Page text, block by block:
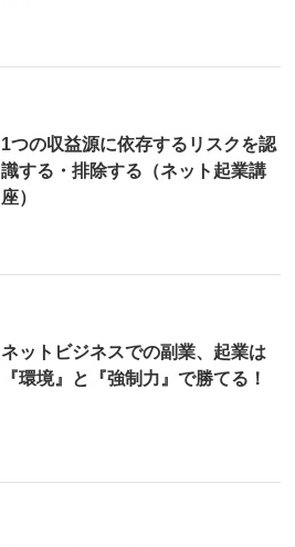
1つの収益源に依存するリスクを認
識する・排除する（ネット起業講
座）
ネットビジネスでの副業、起業は
『環境』と『強制力』で勝てる！